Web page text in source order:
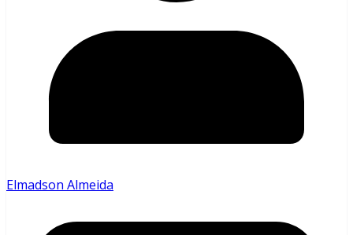
Elmadson Almeida